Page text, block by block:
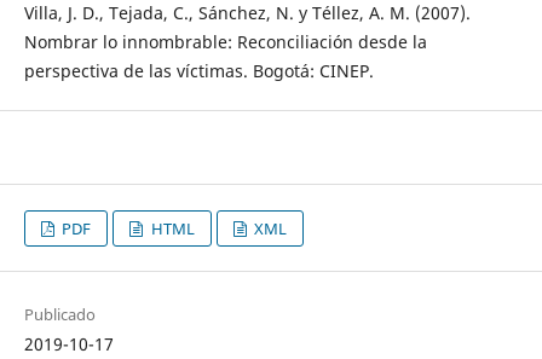
Villa, J. D., Tejada, C., Sánchez, N. y Téllez, A. M. (2007).
Nombrar lo innombrable: Reconciliación desde la
perspectiva de las víctimas. Bogotá: CINEP.
PDF HTML XML
Publicado
2019-10-17